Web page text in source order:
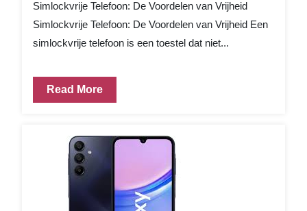
Simlockvrije Telefoon: De Voordelen van Vrijheid
Simlockvrije Telefoon: De Voordelen van Vrijheid Een
simlockvrije telefoon is een toestel dat niet...
Read More